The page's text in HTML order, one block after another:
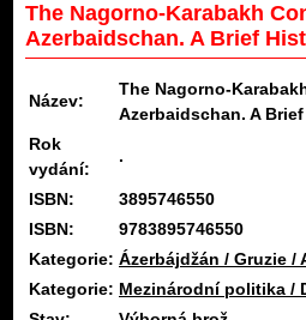
The Nagorno-Karabakh
Azerbaidschan. A Brief
Název:
The Nagorno-
Azerbaidschan. A
Rok
vydání:
.
ISBN:
3895746550
ISBN:
9783895746550
Kategorie: Ázerbájdžán / Gruzie /
Kategorie: Mezinárodní politika /